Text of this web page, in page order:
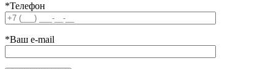
*Телефон
*Ваш e-mail